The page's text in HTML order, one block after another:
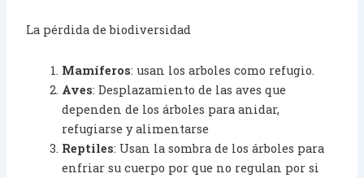
La pérdida de biodiversidad
Mamíferos: usan los arboles como refugio.
Aves: Desplazamiento de las aves que
dependen de los árboles para anidar,
refugiarse y alimentarse
Reptiles: Usan la sombra de los árboles para
enfriar su cuerpo por que no regulan por si